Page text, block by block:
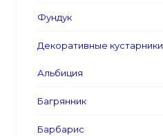
Фундук
Декоративные кустарники
Альбиция
Багрянник
Барбарис